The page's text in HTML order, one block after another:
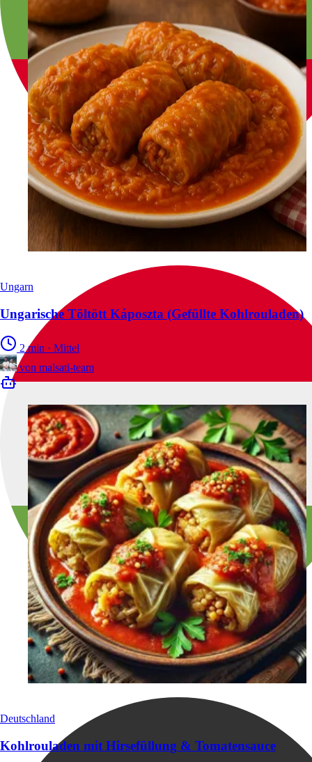
Ungarn
Ungarische Töltött Káposzta (Gefüllte Kohlrouladen)
2 min · Mittel
von malsati-team
Deutschland
Kohlrouladen mit Hirsefüllung & Tomatensauce